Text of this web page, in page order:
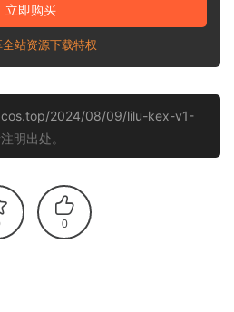
立即购买
站资源下载特权
2024/08/09/lilu-kex-v1-
明出处。
0